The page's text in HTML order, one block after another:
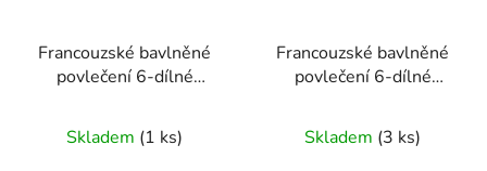
Francouzské bavlněné
povlečení 6-dílné
Skladem (1 ks)
Francouzské bavlněné
povlečení 6-dílné
Eiffelovkou
Skladem (3 ks)